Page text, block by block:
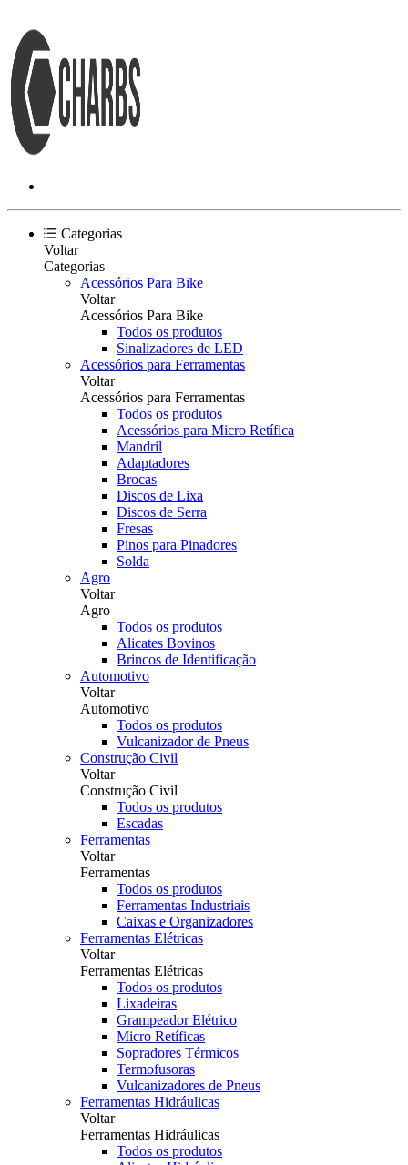
Categorias
Voltar
Categorias
Acessórios Para Bike
Voltar
Acessórios Para Bike
Todos os produtos
Sinalizadores de LED
Acessórios para Ferramentas
Voltar
Acessórios para Ferramentas
Todos os produtos
Acessórios para Micro Retífica
Mandril
Adaptadores
Brocas
Discos de Lixa
Discos de Serra
Fresas
Pinos para Pinadores
Solda
Agro
Voltar
Agro
Todos os produtos
Alicates Bovinos
Brincos de Identificação
Automotivo
Voltar
Automotivo
Todos os produtos
Vulcanizador de Pneus
Construção Civil
Voltar
Construção Civil
Todos os produtos
Escadas
Ferramentas
Voltar
Ferramentas
Todos os produtos
Ferramentas Industriais
Caixas e Organizadores
Ferramentas Elétricas
Voltar
Ferramentas Elétricas
Todos os produtos
Lixadeiras
Grampeador Elétrico
Micro Retíficas
Sopradores Térmicos
Termofusoras
Vulcanizadores de Pneus
Ferramentas Hidráulicas
Voltar
Ferramentas Hidráulicas
Todos os produtos